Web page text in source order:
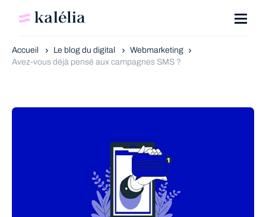
Accueil Le blog du digital
Webmarketing
Avez-vous déjà pensé aux campagnes SMS ?